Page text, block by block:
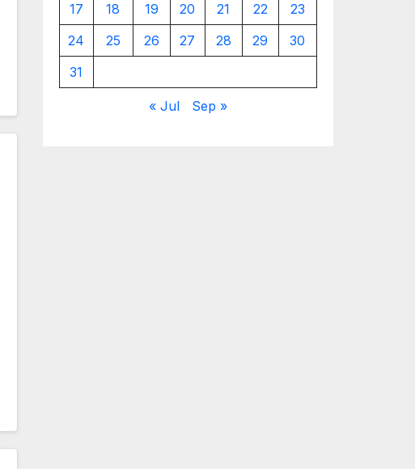
17
18 19 20 21 22
23
24
25 26 27 28 29
30
31
« Jul Sep »